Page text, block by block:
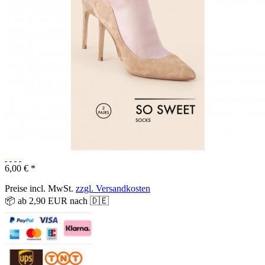
6,00 € *
Preise incl. MwSt. zzgl. Versandkosten
📦 ab 2,90 EUR nach 🇩🇪